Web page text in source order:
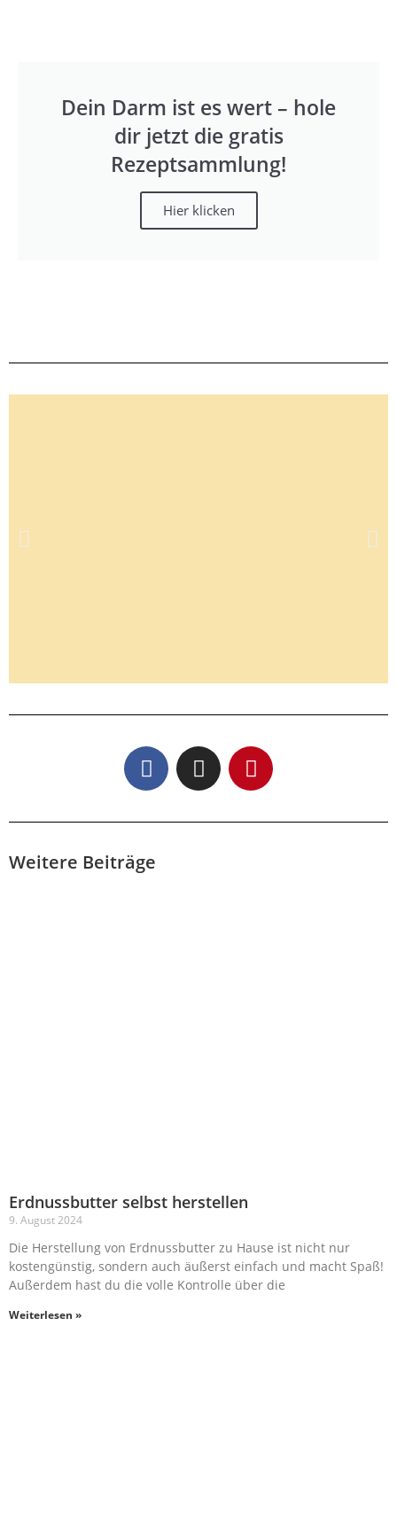
Dein Darm ist es wert – hole
dir jetzt die gratis
Rezeptsammlung!
Hier klicken
Kennenlerntermin
vereinbaren
Du hast Fragen oder möchtest mit mir
kennenzulernen.
Weitere Beiträge
Erdnussbutter selbst herstellen
9. August 2024
Die Herstellung von Erdnussbutter zu Hause ist nicht nur
kostengünstig, sondern auch äußerst einfach und macht Spaß!
Außerdem hast du die volle Kontrolle über die
Weiterlesen »